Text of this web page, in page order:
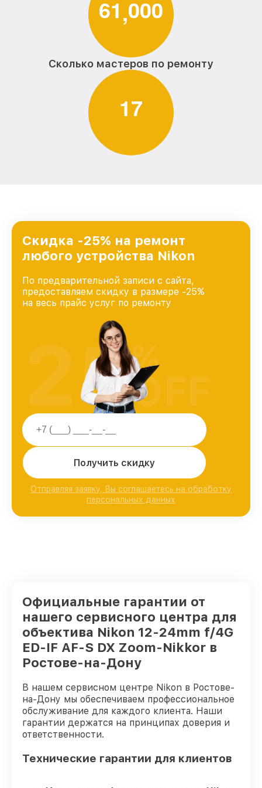
61,000
Сколько мастеров по ремонту
17
Скидка -25% на ремонт
любого устройства Nikon
По предварительной записи с сайта,
предоставляем скидку в размере -25%
на весь прайс услуг по ремонту
Получить скидку
Отправляя заявку, Вы соглашаетесь на обработку
персональных данных
25%
OFF
Официальные гарантии от
нашего сервисного центра для
объектива Nikon 12-24mm f/4G
ED-IF AF-S DX Zoom-Nikkor в
Ростове-на-Дону
В нашем сервисном центре Nikon в Ростове-
на-Дону мы обеспечиваем профессиональное
обслуживание для каждого клиента. Наши
гарантии держатся на принципах доверия и
ответственности.
Технические гарантии для клиентов